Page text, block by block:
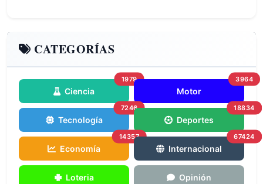
CATEGORÍAS
Ciencia
1979
Motor
3964
Tecnología
7246
Deportes
18834
Economía
14357
Internacional
67424
Loteria Opinión